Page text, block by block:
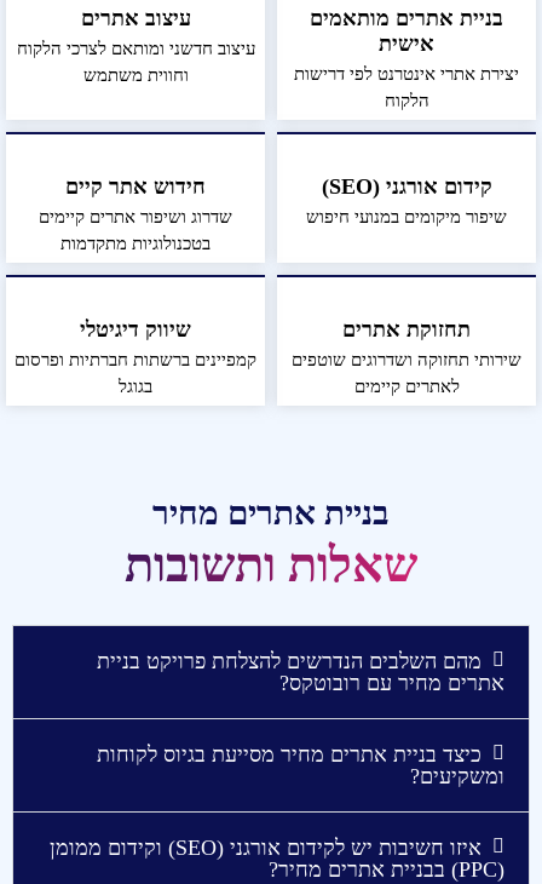
בניית אתרים מותאמים
אישית
יצירת אתרי אינטרנט לפי דרישות
הלקוח
עיצוב אתרים
עיצוב חדשני ומותאם לצרכי הלקוח
וחווית משתמש
קידום אורגני (SEO)
שיפור מיקומים במנועי חיפוש
חידוש אתר קיים
שדרוג ושיפור אתרים קיימים
בטכנולוגיות מתקדמות
תחזוקת אתרים
שירותי תחזוקה ושדרוגים שוטפים
לאתרים קיימים
שיווק דיגיטלי
קמפיינים ברשתות חברתיות ופרסום
בגוגל
בניית אתרים מחיר
שאלות ותשובות
מהם השלבים הנדרשים להצלחת פרויקט בניית
אתרים מחיר עם רובוטקס?
כיצד בניית אתרים מחיר מסייעת בגיוס לקוחות
ומשקיעים?
איזו חשיבות יש לקידום אורגני (SEO) וקידום ממומן
(PPC) בבניית אתרים מחיר?